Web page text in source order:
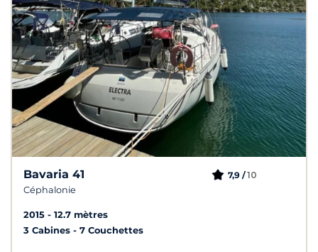
Bavaria 41
Céphalonie
7,9 /10
2015
12.7 mètres
3 Cabines
7 Couchettes